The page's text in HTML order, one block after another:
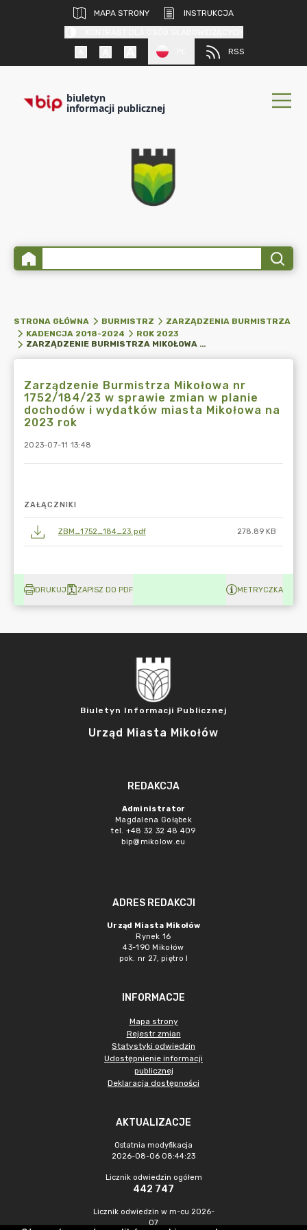
MAPA STRONY
INSTRUKCJA
RSS
biuletyn
informacji publicznej
STRONA GŁÓWNA BURMISTRZ
ZARZĄDZENIA BURMISTRZA
KADENCJA 2018-2024
ROK 2023
ZARZĄDZENIE BURMISTRZA MIKOŁOWA NR 1752/184/23 W SPRAWIE ZMIAN W PLANIE DOCHODÓW I WYDATKÓW MIASTA MIKOŁOWA NA 2023 ROK
Zarządzenie Burmistrza Mikołowa nr
1752/184/23 w sprawie zmian w planie
dochodów i wydatków miasta Mikołowa na
2023 rok
2023-07-11 13:48
ZAŁĄCZNIKI
ZBM_1752_184_23.pdf 278.89 KB
DRUKUJ ZAPISZ DO PDF METRYCZKA
Biuletyn Informacji Publicznej
Urząd Miasta Mikołów
REDAKCJA
Administrator
Magdalena Gołąbek
tel. +48 32 32 48 409
bip@mikolow.eu
ADRES REDAKCJI
Urząd Miasta Mikołów
Rynek 16
43-190 Mikołów
pok. nr 27, piętro I
INFORMACJE
Mapa strony
Rejestr zmian
Statystyki odwiedzin
Udostępnienie informacji
publicznej
Deklaracja dostępności
AKTUALIZACJE
Ostatnia modyfikacja
2026-08-06 08:44:23
Licznik odwiedzin ogółem
442 747
Licznik odwiedzin w m-cu 2026-
07